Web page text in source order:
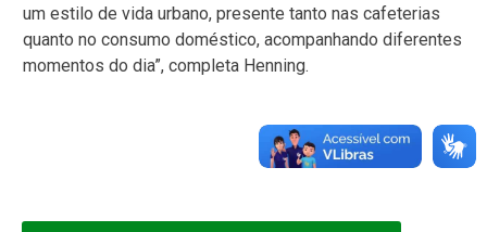
um estilo de vida urbano, presente tanto nas cafeterias
quanto no consumo doméstico, acompanhando diferentes
momentos do dia”, completa Henning.